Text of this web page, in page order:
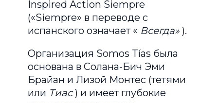
Inspired Action Siempre
(«Siempre» в переводе с
испанского означает « Всегда»).
Организация Somos Tías была
основана в Солана-Бич Эми
Брайан и Лизой Монтес (тетями
или Тиас) и имеет глубокие